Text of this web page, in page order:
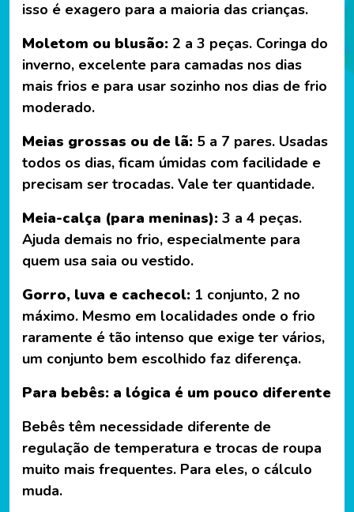
isso é exagero para a maioria das crianças.
Moletom ou blusão: 2 a 3 peças. Coringa do
inverno, excelente para camadas nos dias
mais frios e para usar sozinho nos dias de frio
moderado.
Meias grossas ou de lã: 5 a 7 pares. Usadas
todos os dias, ficam úmidas com facilidade e
precisam ser trocadas. Vale ter quantidade.
Meia-calça (para meninas): 3 a 4 peças.
Ajuda demais no frio, especialmente para
quem usa saia ou vestido.
Gorro, luva e cachecol: 1 conjunto, 2 no
máximo. Mesmo em localidades onde o frio
raramente é tão intenso que exige ter vários,
um conjunto bem escolhido faz diferença.
Para bebês: a lógica é um pouco diferente
Bebês têm necessidade diferente de
regulação de temperatura e trocas de roupa
muito mais frequentes. Para eles, o cálculo
muda.